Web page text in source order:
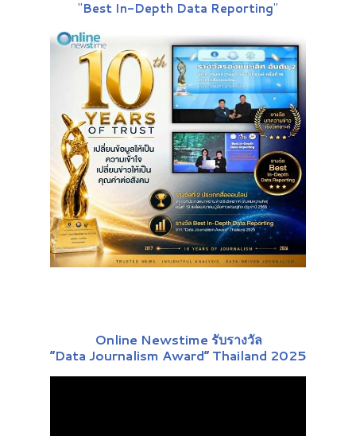
"Best In-Depth Data Reporting"
Online Newstime รับรางวัล
“Data Journalism Award” Thailand 2025